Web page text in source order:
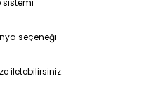
sistemi
seçeneği
iletebilirsiniz.